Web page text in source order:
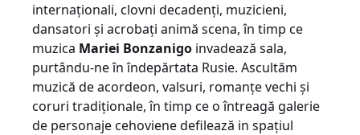
internaţionali, clovni decadenţi, muzicieni,
dansatori şi acrobaţi animă scena, în timp ce
muzica Mariei Bonzanigo invadează sala,
purtându-ne în îndepărtata Rusie. Ascultăm
muzică de acordeon, valsuri, romanţe vechi şi
coruri tradiţionale, în timp ce o întreagă galerie
de personaje cehoviene defilează in spaţiul